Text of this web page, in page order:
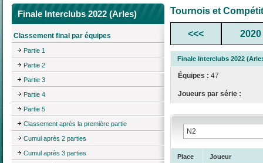
Finale Interclubs 2022 (Arles)
Classement final par équipes
Partie 1
Partie 2
Partie 3
Partie 4
Partie 5
Classement après la première partie
Cumul après 2 parties
Cumul après 3 parties
Tournois et
<<< 2020
Finale Interclubs 2022
Équipes : 47
Joueurs par série :
Place Joueur